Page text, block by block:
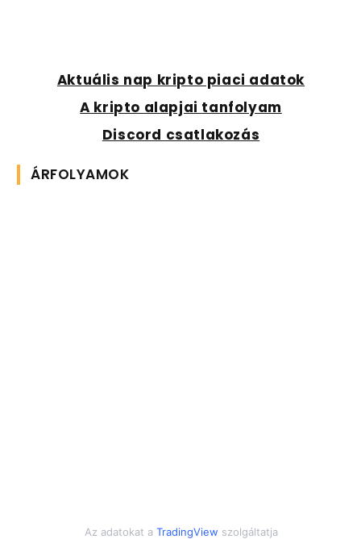
Aktuális nap kripto piaci adatok
A kripto alapjai tanfolyam
Discord csatlakozás
ÁRFOLYAMOK
Az adatokat a TradingView szolgáltatja